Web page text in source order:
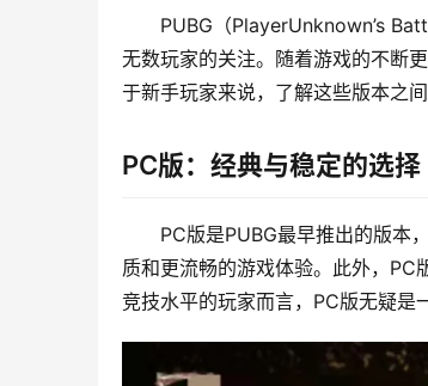
PUBG（PlayerUnknown’s
无数玩家的关注。随着游戏的不断
于新手玩家来说，了解这些版本之
PC版：经典与稳定的选择
PC版是PUBG最早推出的版本
质和更流畅的游戏体验。此外，PC
竞技水平的玩家而言，PC版无疑是